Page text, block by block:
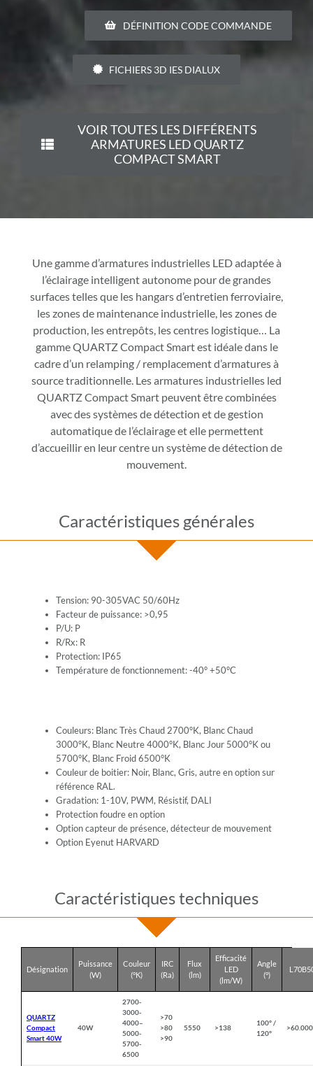
DÉFINITION CODE COMMANDE
FICHIERS 3D IES DIALUX
VOIR TOUTES LES DIFFÉRENTS
ARMATURES LED QUARTZ
COMPACT SMART
Une gamme d’armatures industrielles LED adaptée à
l’éclairage intelligent autonome pour de grandes
surfaces telles que les hangars d’entretien ferroviaire,
les zones de maintenance industrielle, les zones de
production, les entrepôts, les centres logistique… La
gamme QUARTZ Compact Smart est idéale dans le
cadre d’un relamping / remplacement d’armatures à
source traditionnelle. Les armatures industrielles led
QUARTZ Compact Smart peuvent être combinées
avec des systèmes de détection et de gestion
automatique de l’éclairage et elle permettent
d’accueillir en leur centre un système de détection de
mouvement.
Caractéristiques générales
Tension: 90-305VAC 50/60Hz
Facteur de puissance: >0,95
P/U: P
R/Rx: R
Protection: IP65
Température de fonctionnement: -40° +50°C
Couleurs: Blanc Très Chaud 2700°K, Blanc Chaud
3000°K, Blanc Neutre 4000°K, Blanc Jour 5000°K ou
5700°K, Blanc Froid 6500°K
Couleur de boitier: Noir, Blanc, Gris, autre en option sur
référence RAL.
Gradation: 1-10V, PWM, Résistif, DALI
Protection foudre en option
Option capteur de présence, détecteur de mouvement
Option Eyenut HARVARD
Caractéristiques techniques
Désignation
Puissance
(W)
Couleur
(°K)
IRC
(Ra)
Flux
(lm)
Efficacité
LED
(lm/W)
Angle
(°)
QUARTZ
Compact
Smart 40W
40W
2700-
3000-
4000–
5000-
5700-
6500
>70
>80
>90
5550 >138
100° /
120°